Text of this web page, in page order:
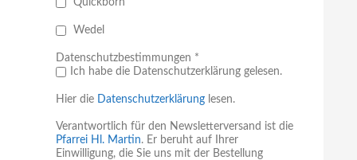
Quickborn
Wedel
Datenschutzbestimmungen *
Ich habe die Datenschutzerklärung gelesen.
Hier die Datenschutzerklärung lesen.
Verantwortlich für den Newsletterversand ist die
Pfarrei Hl. Martin. Er beruht auf Ihrer
Einwilligung, die Sie uns mit der Bestellung